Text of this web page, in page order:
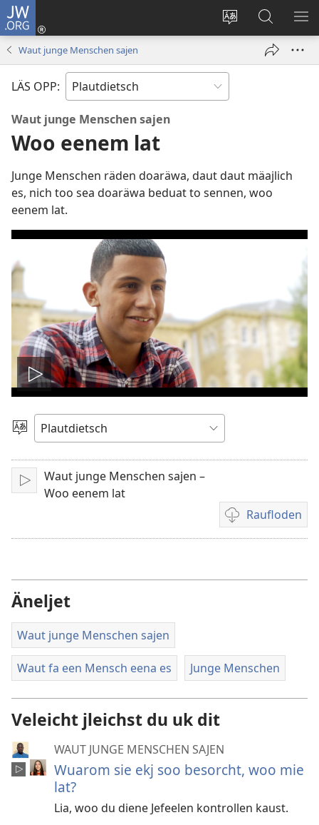
JW.ORG
Sproak
Aunmalden
(opens
En
JW.ORG
sieekjen
Waut junge Menschen sajen
LÄS OPP:
Waut junge Menschen sajen
Woo eenem lat
Junge Menschen räden doaräwa, daut daut mäajlich
es, nich too sea doaräwa beduat to sennen, woo
eenem lat.
Video
spälen
Sproak
utwälen
Aufspälen
Waut junge Menschen sajen –
Woo eenem lat
Raufloden
Video
recordings
Äneljet
Waut junge Menschen sajen
Waut fa een Mensch eena es Junge Menschen
Veleicht jleichst du uk dit
WAUT JUNGE MENSCHEN SAJEN
Wuarom sie ekj soo besorcht, woo mie
lat?
Lia, woo du diene Jefeelen kontrollen kaust.